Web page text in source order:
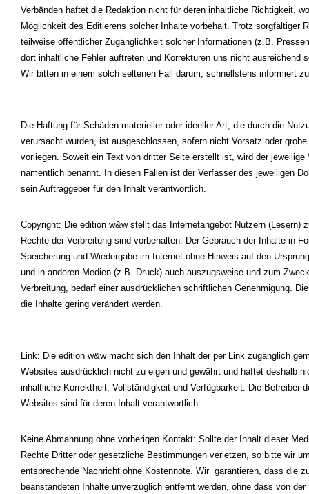
Verbänden haftet die Redaktion nicht für deren inhaltliche Richtigkeit,
Möglichkeit des Editierens solcher Inhalte vorbehält. Trotz sorgfältiger
teilweise öffentlicher Zugänglichkeit solcher Informationen (z.B.
dort inhaltliche Fehler auftreten und Korrekturen uns nicht ausreichend
Wir bitten in einem solch seltenen Fall darum, schnellstens informiert
Die Haftung für Schäden materieller oder ideeller Art, die durch die
verursacht wurden, ist ausgeschlossen, sofern nicht Vorsatz oder
vorliegen. Soweit ein Text von dritter Seite erstellt ist, wird der jeweilige
namentlich benannt. In diesen Fällen ist der Verfasser des jeweiligen
sein Auftraggeber für den Inhalt verantwortlich.
Copyright: Die edition w&w stellt das Internetangebot Nutzern (Lesern)
Rechte der Verbreitung sind vorbehalten. Der Gebrauch der Inhalte in
Speicherung und Wiedergabe im Internet ohne Hinweis auf den
und in anderen Medien (z.B. Druck) auch auszugsweise und zum
Verbreitung, bedarf einer ausdrücklichen schriftlichen Genehmigung.
die Inhalte gering verändert werden.
Link: Die edition w&w macht sich den Inhalt der per Link zugänglich
Websites ausdrücklich nicht zu eigen und gewährt und haftet deshalb
inhaltliche Korrektheit, Vollständigkeit und Verfügbarkeit. Die Betreiber
Websites sind für deren Inhalt verantwortlich.
Keine Abmahnung ohne vorherigen Kontakt: Sollte der Inhalt dieser
Rechte Dritter oder gesetzliche Bestimmungen verletzen, so bitte wir
entsprechende Nachricht ohne Kostennote. Wir garantieren, dass die
beanstandeten Inhalte unverzüglich entfernt werden, ohne dass von der